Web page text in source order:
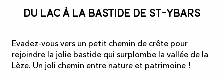
Du lac à la bastide de St-Ybars
Evadez-vous vers un petit chemin de crête pour
rejoindre la jolie bastide qui surplombe la vallée de la
Lèze. Un joli chemin entre nature et patrimoine !